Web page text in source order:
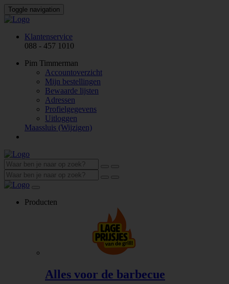
Toggle navigation
Klantenservice
088 - 457 1010
Pim Timmerman
Accountoverzicht
Mijn bestellingen
Bewaarde lijsten
Adressen
Profielgegevens
Uitloggen
Maassluis (Wijzigen)
Producten
Alles voor de barbecue